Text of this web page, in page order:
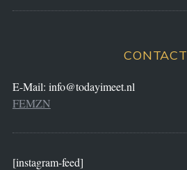
CONTACT
E-Mail: info@todayimeet.nl
FEMZN
[instagram-feed]